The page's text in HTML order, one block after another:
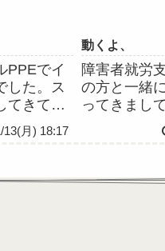
PPEでイ
した。ス
てきて
のかなっ
ナ禍全盛
易に弱音
13(月) 18:17
動くよ、
障害者就労
の方と一緒
ってきまし
た看護師の
募してみる
てあるので
を撮って貼